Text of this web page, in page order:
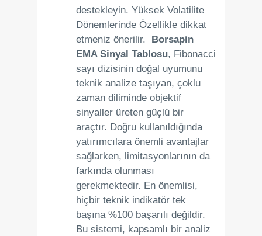
destekleyin. Yüksek Volatilite
Dönemlerinde Özellikle dikkat
etmeniz önerilir. Borsapin
EMA Sinyal Tablosu, Fibonacci
sayı dizisinin doğal uyumunu
teknik analize taşıyan, çoklu
zaman diliminde objektif
sinyaller üreten güçlü bir
araçtır. Doğru kullanıldığında
yatırımcılara önemli avantajlar
sağlarken, limitasyonlarının da
farkında olunması
gerekmektedir. En önemlisi,
hiçbir teknik indikatör tek
başına %100 başarılı değildir.
Bu sistemi, kapsamlı bir analiz